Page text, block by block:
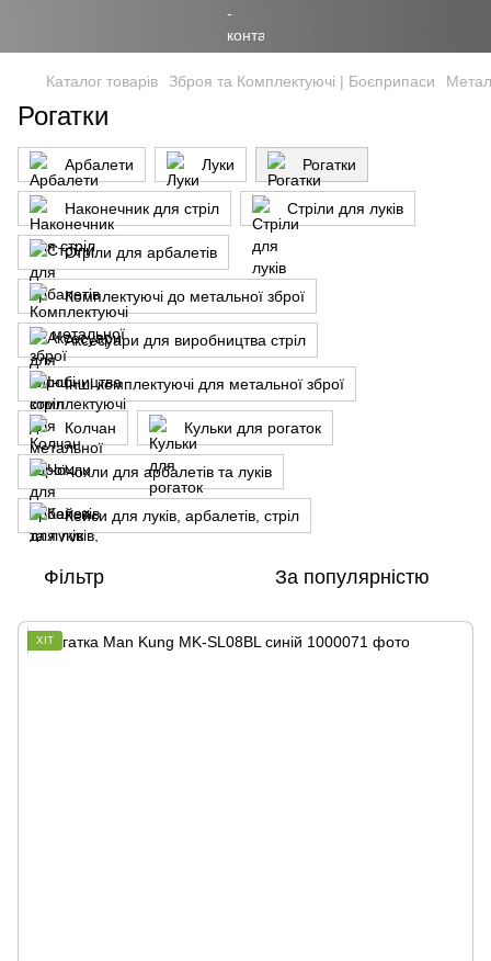
Каталог товарів Зброя та Комплектуючі | Боєприпаси
Рогатки
Арбалети Луки Рогатки
Наконечник для стріл Стріли для луків
Стріли для арбалетів
Комплектуючі до метальної зброї
Аксесуари для виробництва стріл
Інші комплектуючі для метальної зброї
Колчан Кульки для рогаток
Чохли для арбалетів та луків
Кейси для луків, арбалетів, стріл
Фільтр За популярністю
ХІТ